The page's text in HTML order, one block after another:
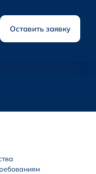
Оставить заявку